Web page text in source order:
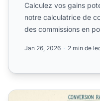
Calculez vos gains
notre calculatrice de
des commissions en
Jan 26, 2026 2 min de
Comment calculer le